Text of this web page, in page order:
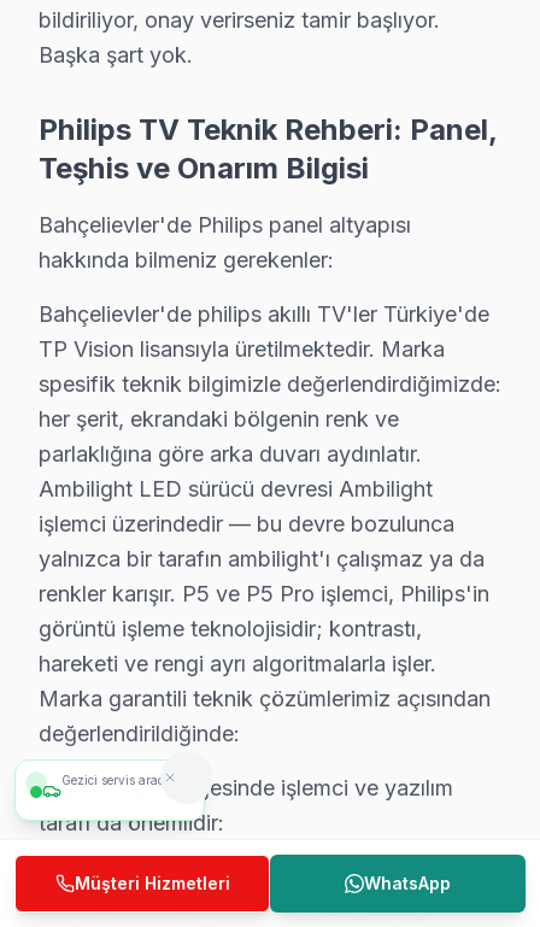
Bahçelievler Philips servis ücreti ne kadar?
Arıza tespitiücretsiz
Bahçelievler'de garanti kapsamındaki tüm sorunlar
Philips TV tamiri için Bahçelievler'de ne kadar
Aynı günrandevu veriyoruz. Teknisyen Bahçelievler'e
Bahçelievler Philips Servis Sonuç
Bahçelievler'de Philips görüntüleme sistemi arızanız
Fabrika Servis — 2009'dan beri Avrupa Yakası'nın
0850 811 14 36 — Bahçelievler için şimdi arayın.
Bahçelievler'de Philips Televizyon
Bahçelievler'de Philips TV sorununu çözmek
Açıkçası, Servis ekibimiz Bahçelievler mahallesiyle
Bahçelievler'de işlem onayı öncesinde sunduğumuz fiyat
Renk bozukluğu ve piksel hatası genellikle panel
Bahçelievler'de Philips cihazı arızalananlara hızlı çözüm:
Bir not: Bahçelievler'de doğru firma seçmek gereksiz
Bahçelievler adreslerinde yürütülen servis ziyaretleri
Güç kartı ve anakart arızaları Bahçelievler bölgesindeki
Şunu da belirtelim: Bahçelievler servisimizde tamir
bildiriliyor, onay verirseniz tamir başlıyor.
Başka şart yok.
Philips TV Teknik Rehberi: Panel,
Teşhis ve Onarım Bilgisi
Bahçelievler'de Philips panel altyapısı
hakkında bilmeniz gerekenler:
Bahçelievler'de philips akıllı TV'ler Türkiye'de
TP Vision lisansıyla üretilmektedir. Marka
spesifik teknik bilgimizle değerlendirdiğimizde:
her şerit, ekrandaki bölgenin renk ve
parlaklığına göre arka duvarı aydınlatır.
Ambilight LED sürücü devresi Ambilight
işlemci üzerindedir — bu devre bozulunca
yalnızca bir tarafın ambilight'ı çalışmaz ya da
renkler karışır. P5 ve P5 Pro işlemci, Philips'in
görüntü işleme teknolojisidir; kontrastı,
hareketi ve rengi ayrı algoritmalarla işler.
Marka garantili teknik çözümlerimiz açısından
değerlendirildiğinde:
Bahçelievler bölgesinde işlemci ve yazılım
tarafı da önemlidir:
Bahçelievler'de p5 (5. nesil işlemci) chip, ana
kart üzerine BGA olarak kaynaklıdır; Bu
Gezici servis aracımız
Müşteri Hizmetleri WhatsApp